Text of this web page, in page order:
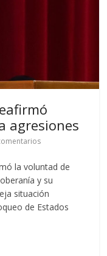
agresiones
la voluntad de
y su
situación
de Estados